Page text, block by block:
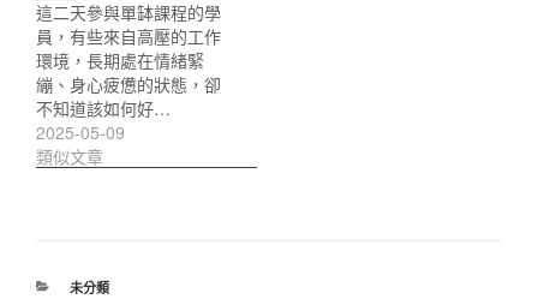
這二天參與單缽課程的學
員，有些來自高壓的工作
環境，長期處在情緒緊
繃、身心疲憊的狀態，卻
不知道該如何好…
2025-05-09
類似文章
分
未分類